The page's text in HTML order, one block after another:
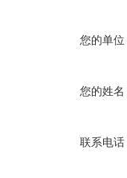
您的单位
您的姓名
联系电话